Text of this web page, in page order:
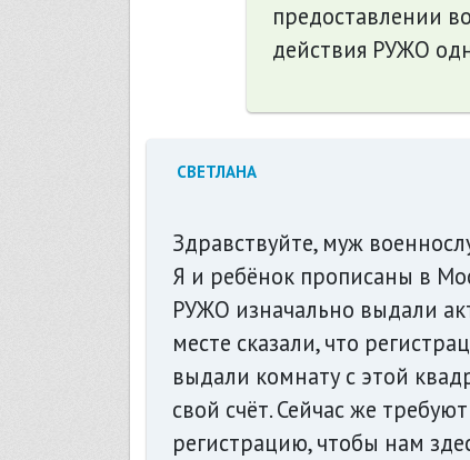
предоставлении
действия РУЖО
СВЕТЛАНА
Здравствуйте, муж
Я и ребёнок прописаны в
РУЖО изначально выдали
месте сказали, что
выдали комнату с этой
свой счёт. Сейчас же
регистрацию, чтобы нам